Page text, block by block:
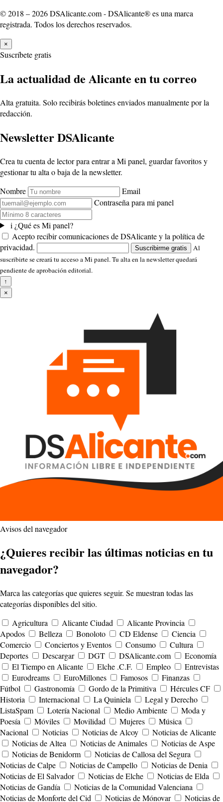
© 2018 – 2026 DSAlicante.com - DSAlicante® es una marca
registrada. Todos los derechos reservados.
×
Suscríbete gratis
La actualidad de Alicante en tu correo
Alta gratuita. Solo recibirás boletines enviados manualmente por la
redacción.
Newsletter DSAlicante
Crea tu cuenta de lector para entrar a Mi panel, guardar favoritos y
gestionar tu alta o baja de la newsletter.
Nombre
Email
Contraseña para mi panel
i ¿Qué es Mi panel?
Acepto recibir comunicaciones de DSAlicante y la política de
privacidad.
Suscribirme gratis
Al
suscribirte se creará tu acceso a Mi panel. Tu alta en la newsletter quedará
pendiente de aprobación editorial.
↑
×
Avisos del navegador
¿Quieres recibir las últimas noticias en tu
navegador?
Marca las categorías que quieres seguir. Se muestran todas las
categorías disponibles del sitio.
Agricultura
Alicante Ciudad
Alicante Provincia
Apodos
Belleza Bonoloto CD Eldense
Ciencia
Comercio
Conciertos y Eventos Consumo
Cultura
Deportes
Descargar DGT DSAlicante.com
Economía
El Tiempo en Alicante
Elche .C.F. Empleo
Entrevistas
Eurodreams
EuroMillones Famosos
Finanzas
Fútbol
Gastronomía Gordo de la Primitiva
Hércules CF
Historia
Internacional La Quiniela
Legal y Derecho
ListaSpam
Lotería Nacional Medio Ambiente
Moda y
Poesía
Móviles Movilidad Mujeres
Música
Nacional
Noticias Noticias de Alcoy
Noticias de Alicante
Noticias de Altea
Noticias de Animales
Noticias de Aspe
Noticias de Benidorm
Noticias de Callosa del Segura
Noticias de Calpe
Noticias de Campello
Noticias de Denia
Noticias de El Salvador
Noticias de Elche
Noticias de Elda
Noticias de Gandía
Noticias de la Comunidad Valenciana
Noticias de Monforte del Cid
Noticias de Mónovar Noticias de